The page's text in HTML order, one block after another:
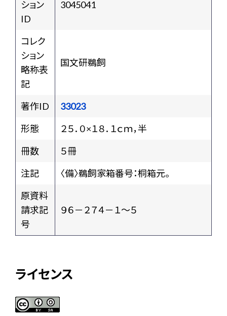
ション
ID
3045041
コレク
ション
略称表
記
国文研鵜飼
著作ID
33023
形態
２５．０×１８．１ｃｍ，半
冊数
５冊
注記
〈備〉鵜飼家箱番号：桐箱元。
原資料
請求記
号
９６－２７４－１～５
ライセンス